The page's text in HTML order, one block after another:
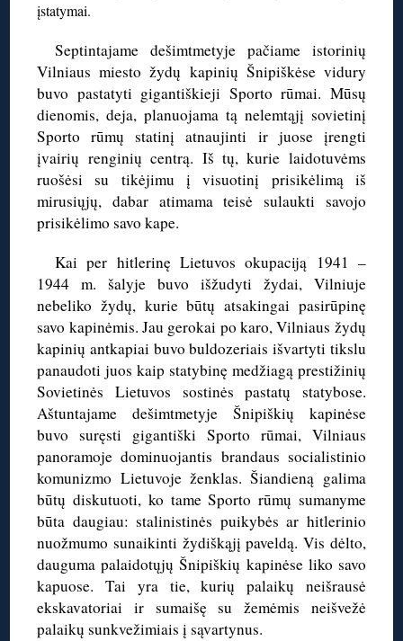
įstatymai.
Septintajame dešimtmetyje pačiame istorinių
Vilniaus miesto žydų kapinių Šnipiškėse vidury
buvo pastatyti gigantiškieji Sporto rūmai. Mūsų
dienomis, deja, planuojama tą nelemtąjį sovietinį
Sporto rūmų statinį atnaujinti ir juose įrengti
įvairių renginių centrą. Iš tų, kurie laidotuvėms
ruošėsi su tikėjimu į visuotinį prisikėlimą iš
mirusiųjų, dabar atimama teisė sulaukti savojo
prisikėlimo savo kape.
Kai per hitlerinę Lietuvos okupaciją 1941 –
1944 m. šalyje buvo išžudyti žydai, Vilniuje
nebeliko žydų, kurie būtų atsakingai pasirūpinę
savo kapinėmis. Jau gerokai po karo, Vilniaus žydų
kapinių antkapiai buvo buldozeriais išvartyti tikslu
panaudoti juos kaip statybinę medžiagą prestižinių
Sovietinės Lietuvos sostinės pastatų statybose.
Aštuntajame dešimtmetyje Šnipiškių kapinėse
buvo suręsti gigantiški Sporto rūmai, Vilniaus
panoramoje dominuojantis brandaus socialistinio
komunizmo Lietuvoje ženklas. Šiandieną galima
būtų diskutuoti, ko tame Sporto rūmų sumanyme
būta daugiau: stalinistinės puikybės ar hitlerinio
nuožmumo sunaikinti žydiškąjį paveldą. Vis dėlto,
dauguma palaidotųjų Šnipiškių kapinėse liko savo
kapuose. Tai yra tie, kurių palaikų neišrausė
ekskavatoriai ir sumaišę su žemėmis neišvežė
palaikų sunkvežimiais į sąvartynus.